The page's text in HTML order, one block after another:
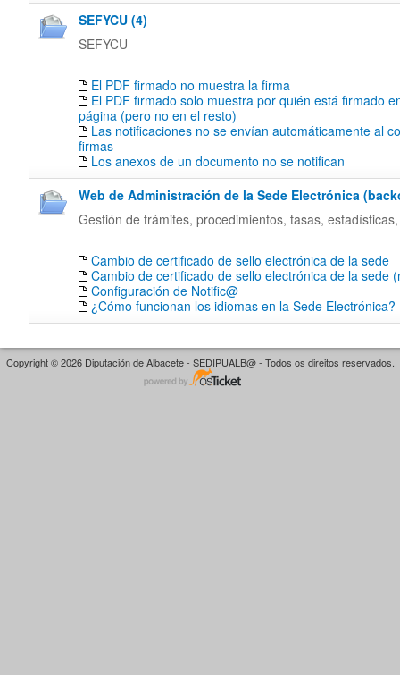
SEFYCU (4)
SEFYCU
El PDF firmado no muestra la firma
El PDF firmado solo muestra por quién está firmado
página (pero no en el resto)
Las notificaciones no se envían automáticamente al
firmas
Los anexos de un documento no se notifican
Web de Administración de la Sede Electrónica
Gestión de trámites, procedimientos, tasas,
Cambio de certificado de sello electrónica de la sede
Cambio de certificado de sello electrónica de la sede
Configuración de Notific@
¿Cómo funcionan los idiomas en la Sede Electrónica?
Copyright © 2026 Diputación de Albacete - SEDIPUALB@ - Todos os direitos reservados.